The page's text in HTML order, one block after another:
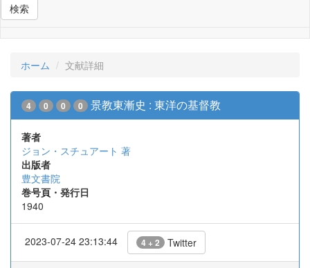
検索
ホーム 文献詳細
4 0 0 0 景教東漸史 : 東洋の基督教
著者
ジョン・スチュアート 著
出版者
豊文書院
巻号頁・発行日
1940
2023-07-24 23:13:44 4 + 2 Twitter